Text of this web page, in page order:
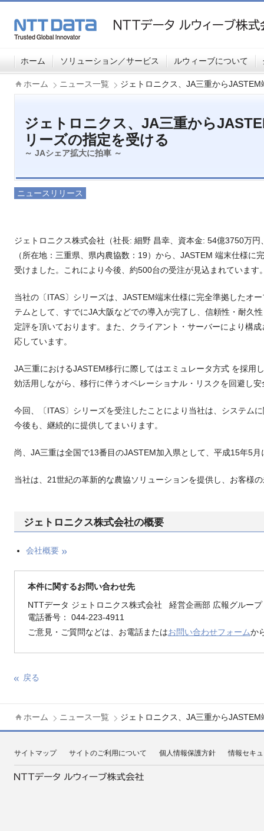
ホーム ソリューション／サービス ルウィーブについて
ホーム ニュース一覧 ジェトロニクス、JA三重から
ジェトロニクス、JA三重から
リーズの指定を受ける
～ JAシェア拡大に拍車 ～
ニュースリリース
ジェトロニクス株式会社（社長: 細野 昌幸、資本金: 54億3750万
（所在地：三重県、県内農協数：19）から、JASTEM 端末仕様に
受けました。これにより今後、約500台の受注が見込まれています
当社の〔ITAS〕シリーズは、JASTEM端末仕様に完全準拠したオ
テムとして、すでにJA大阪などでの導入が完了し、信頼性・耐久
定評を頂いております。また、クライアント・サーバーにより構
応しています。
JA三重におけるJASTEM移行に際してはエミュレータ方式 を採用
効活用しながら、移行に伴うオペレーショナル・リスクを回避し
今回、〔ITAS〕シリーズを受注したことにより当社は、システム
今後も、継続的に提供してまいります。
尚、JA三重は全国で13番目のJASTEM加入県として、平成15年5
当社は、21世紀の革新的な農協ソリューションを提供し、お客様
ジェトロニクス株式会社の概要
会社概要
本件に関するお問い合わせ先
NTTデータ ジェトロニクス株式会社 経営企画部 広報グループ
電話番号： 044-223-4911
ご意見・ご質問などは、お電話またはお問い合わせフォームか
戻る
ホーム ニュース一覧 ジェトロニクス、JA三重から
サイトマップ サイトのご利用について 個人情報保護方針 情報セキ